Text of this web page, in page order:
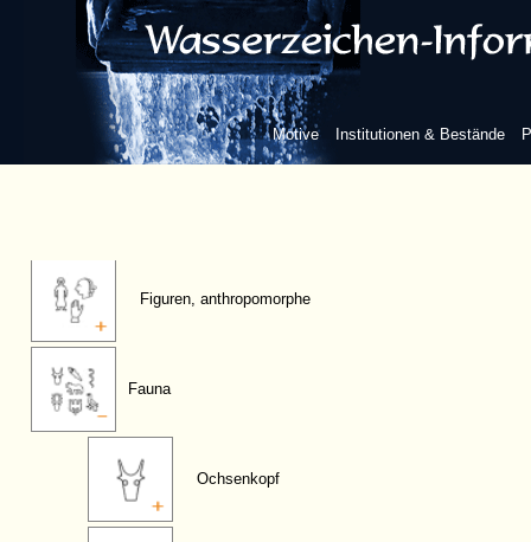
Motive Institutionen & Bestände
Figuren, anthropomorphe
Fauna
Ochsenkopf